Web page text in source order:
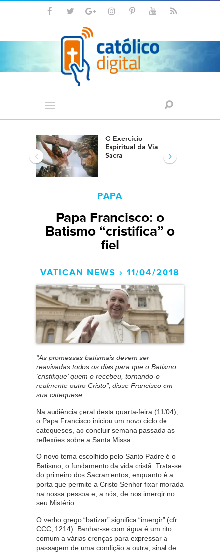
O Exercício
Espiritual da Via
Sacra
‹ ›
PAPA
Papa Francisco: o
Batismo “cristifica” o
fiel
VATICAN NEWS › 11/04/2018
“As promessas batismais devem ser
reavivadas todos os dias para que o Batismo
‘cristifique’ quem o recebeu, tornando-o
realmente outro Cristo”, disse Francisco em
sua catequese.
Na audiência geral desta quarta-feira (11/04),
o Papa Francisco iniciou um novo ciclo de
catequeses, ao concluir semana passada as
reflexões sobre a Santa Missa.
O novo tema escolhido pelo Santo Padre é o
Batismo, o fundamento da vida cristã. Trata-se
do primeiro dos Sacramentos, enquanto é a
porta que permite a Cristo Senhor fixar morada
na nossa pessoa e, a nós, de nos imergir no
seu Mistério.
O verbo grego “batizar” significa “imergir” (cfr
CCC, 1214). Banhar-se com água é um rito
comum a várias crenças para expressar a
passagem de uma condição a outra, sinal de